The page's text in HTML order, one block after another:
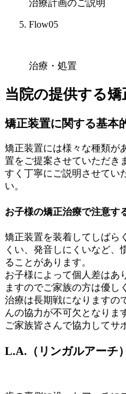
治療計画のご説明
Flow05
治療・処置
当院の提供する
矯正装置に関する基本
矯正装置には様々な種類が
置をご提案させていただき
すく丁寧にご説明させてい
い。
お子様の矯正治療で注意す
矯正装置を装着してしばら
くい、発音しにくいなど、
ることがあります。
お子様によって個人差はあ
ますのでご家族の方は優し
治療は長期戦になりますの
んの協力が不可欠となりま
ご家族皆さんで協力してサ
L.A.（リンガルアーチ）